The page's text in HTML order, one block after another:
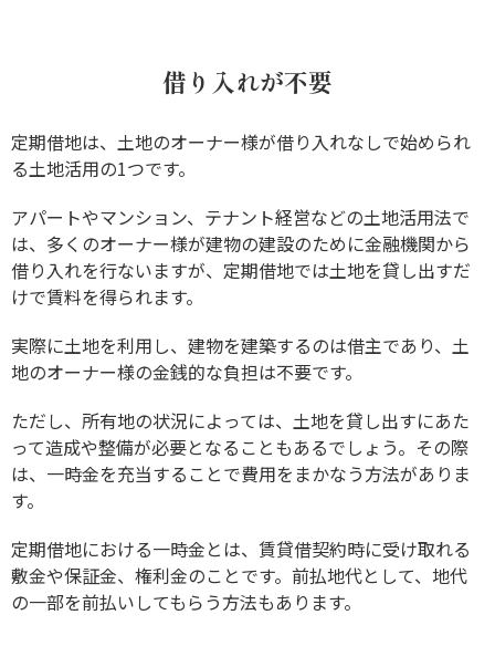
借り入れが不要
定期借地は、土地のオーナー様が借り入れなしで始められ
る土地活用の1つです。
アパートやマンション、テナント経営などの土地活用法で
は、多くのオーナー様が建物の建設のために金融機関から
借り入れを行ないますが、定期借地では土地を貸し出すだ
けで賃料を得られます。
実際に土地を利用し、建物を建築するのは借主であり、土
地のオーナー様の金銭的な負担は不要です。
ただし、所有地の状況によっては、土地を貸し出すにあた
って造成や整備が必要となることもあるでしょう。その際
は、一時金を充当することで費用をまかなう方法がありま
す。
定期借地における一時金とは、賃貸借契約時に受け取れる
敷金や保証金、権利金のことです。前払地代として、地代
の一部を前払いしてもらう方法もあります。